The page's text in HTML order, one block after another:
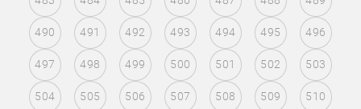
490 491 492 493 494 495 496
497 498 499 500 501 502 503
504 505 506 507 508 509 510